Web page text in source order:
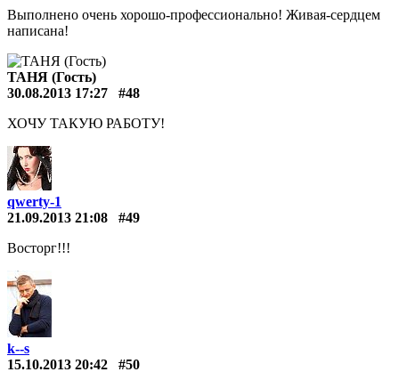
Выполнено очень хорошо-профессионально! Живая-сердцем
написана!
ТАНЯ (Гость)
30.08.2013 17:27
#48
ХОЧУ ТАКУЮ РАБОТУ!
qwerty-1
21.09.2013 21:08
#49
Восторг!!!
k--s
15.10.2013 20:42
#50